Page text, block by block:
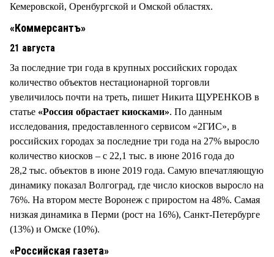
Кемеровской, Оренбургской и Омской областях.
«Коммерсантъ»
21 августа
За последние три года в крупных российских городах
количество объектов нестационарной торговли
увеличилось почти на треть, пишет Никита ЩУРЕНКОВ в
статье «Россия обрастает киосками». По данным
исследования, предоставленного сервисом «2ГИС», в
российских городах за последние три года на 27% выросло
количество киосков – с 22,1 тыс. в июне 2016 года до
28,2 тыс. объектов в июне 2019 года. Самую впечатляющую
динамику показал Волгоград, где число киосков выросло на
76%. На втором месте Воронеж с приростом на 48%. Самая
низкая динамика в Перми (рост на 16%), Санкт-Петербурге
(13%) и Омске (10%).
«Российская газета»